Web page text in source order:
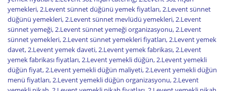
yemekleri,2.Levent sünnet düğünü yemek fiyatları,2.Levent sünnet
düğünü yemekleri,2.Levent sünnet mevlüdü yemekleri,2.Levent
sünnet yemeği,2.Levent sünnet yemeği organizasyonu,2.Levent
sünnet yemekleri,2.Levent sünnet yemekleri fiyatları,2.Levent yemek
davet,2.Levent yemek daveti,2.Levent yemek fabrikası,2.Levent
yemek fabrikası fiyatları,2.Levent yemekli düğün,2.Levent yemekli
düğün fiyat,2.Levent yemekli düğün maliyeti,2.Levent yemekli düğün
menü fiyatları,2.Levent yemekli düğün organizasyonu,2.Levent